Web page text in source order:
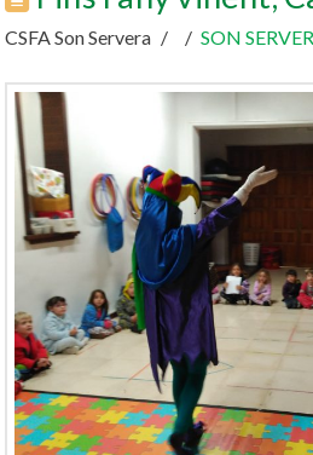
CSFA Son Servera SON